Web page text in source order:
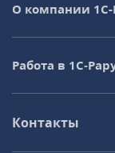
О компании 1C-
Работа в
Контакты